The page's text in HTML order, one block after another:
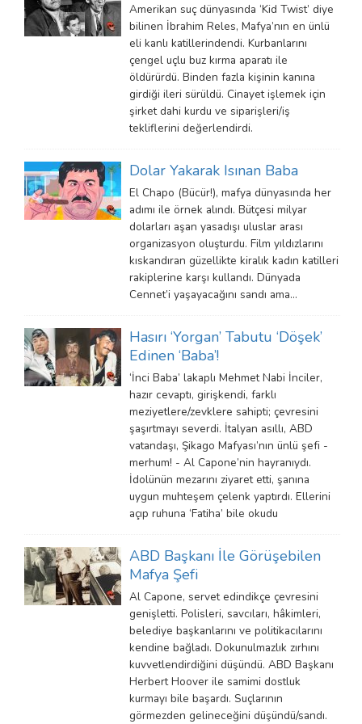
Amerikan suç dünyasında ‘Kid Twist’ diye
bilinen İbrahim Reles, Mafya’nın en ünlü
eli kanlı katillerindendi. Kurbanlarını
çengel uçlu buz kırma aparatı ile
öldürürdü. Binden fazla kişinin kanına
girdiği ileri sürüldü. Cinayet işlemek için
şirket dahi kurdu ve siparişleri/iş
tekliflerini değerlendirdi.
Dolar Yakarak Isınan Baba
El Chapo (Bücür!), mafya dünyasında her
adımı ile örnek alındı. Bütçesi milyar
dolarları aşan yasadışı uluslar arası
organizasyon oluşturdu. Film yıldızlarını
kıskandıran güzellikte kiralık kadın katilleri
rakiplerine karşı kullandı. Dünyada
Cennet’i yaşayacağını sandı ama…
Hasırı ‘Yorgan’ Tabutu ‘Döşek’
Edinen ‘Baba’!
‘İnci Baba’ lakaplı Mehmet Nabi İnciler,
hazır cevaptı, girişkendi, farklı
meziyetlere/zevklere sahipti; çevresini
şaşırtmayı severdi. İtalyan asıllı, ABD
vatandaşı, Şikago Mafyası’nın ünlü şefi -
merhum! - Al Capone’nin hayranıydı.
İdolünün mezarını ziyaret etti, şanına
uygun muhteşem çelenk yaptırdı. Ellerini
açıp ruhuna ‘Fatiha’ bile okudu
ABD Başkanı İle Görüşebilen
Mafya Şefi
Al Capone, servet edindikçe çevresini
genişletti. Polisleri, savcıları, hâkimleri,
belediye başkanlarını ve politikacılarını
kendine bağladı. Dokunulmazlık zırhını
kuvvetlendirdiğini düşündü. ABD Başkanı
Herbert Hoover ile samimi dostluk
kurmayı bile başardı. Suçlarının
görmezden gelineceğini düşündü/sandı.